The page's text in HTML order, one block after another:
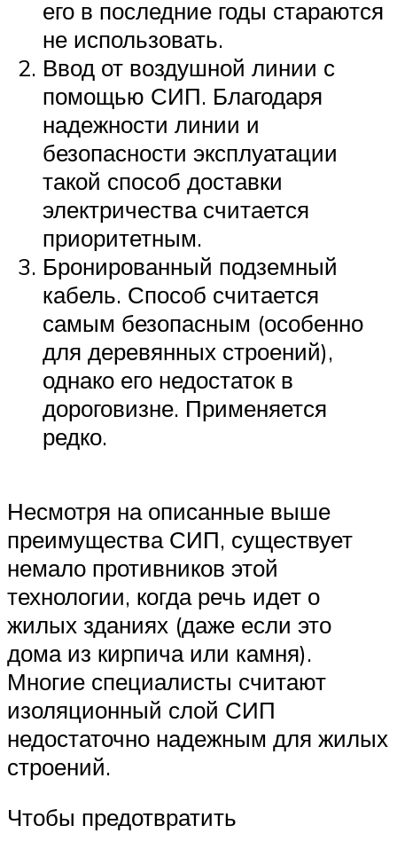
его в последние годы стараются
не использовать.
Ввод от воздушной линии с
помощью СИП. Благодаря
надежности линии и
безопасности эксплуатации
такой способ доставки
электричества считается
приоритетным.
Бронированный подземный
кабель. Способ считается
самым безопасным (особенно
для деревянных строений),
однако его недостаток в
дороговизне. Применяется
редко.
Несмотря на описанные выше
преимущества СИП, существует
немало противников этой
технологии, когда речь идет о
жилых зданиях (даже если это
дома из кирпича или камня).
Многие специалисты считают
изоляционный слой СИП
недостаточно надежным для жилых
строений.
Чтобы предотвратить